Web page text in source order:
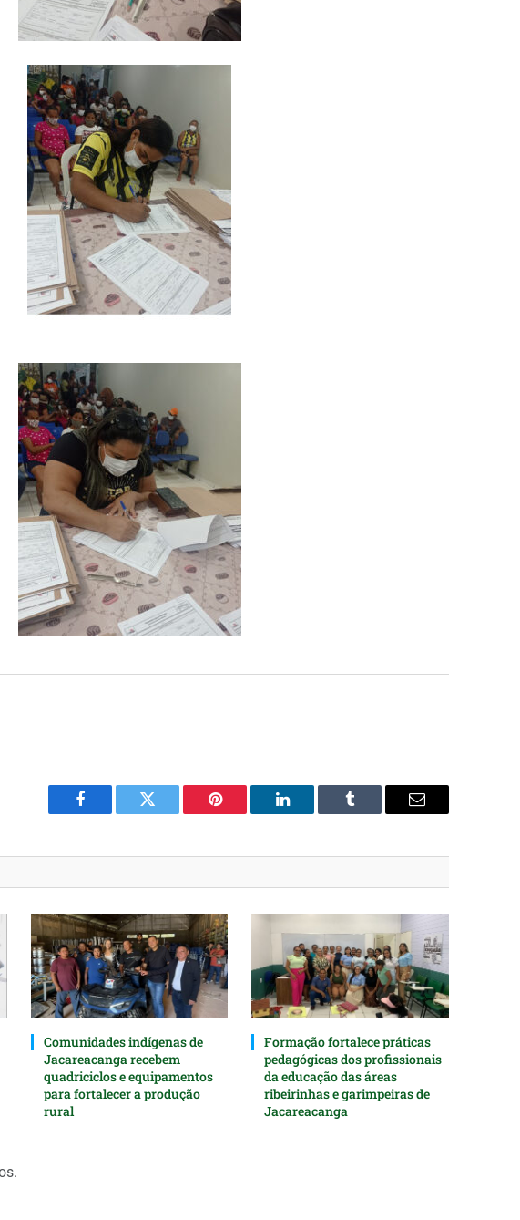
Facebook Twitter Pinterest
O
Tumblr
E-
Comunidades indígenas de
Jacareacanga recebem
quadriciclos e equipamentos
para fortalecer a produção
rural
Formação fortalece práticas
pedagógicas dos profissionais
da educação das áreas
ribeirinhas e garimpeiras de
Jacareacanga